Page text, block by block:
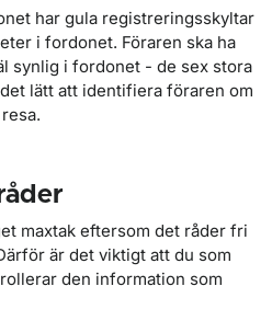
har gula registreringsskyltar
i fordonet. Föraren ska ha
synlig i fordonet - de sex stora
lätt att identifiera föraren om
maxtak eftersom det råder fri
är det viktigt att du som
den information som